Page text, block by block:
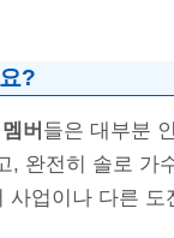
?
버 들은 대부분
완전히 솔로 가
업이나 다른